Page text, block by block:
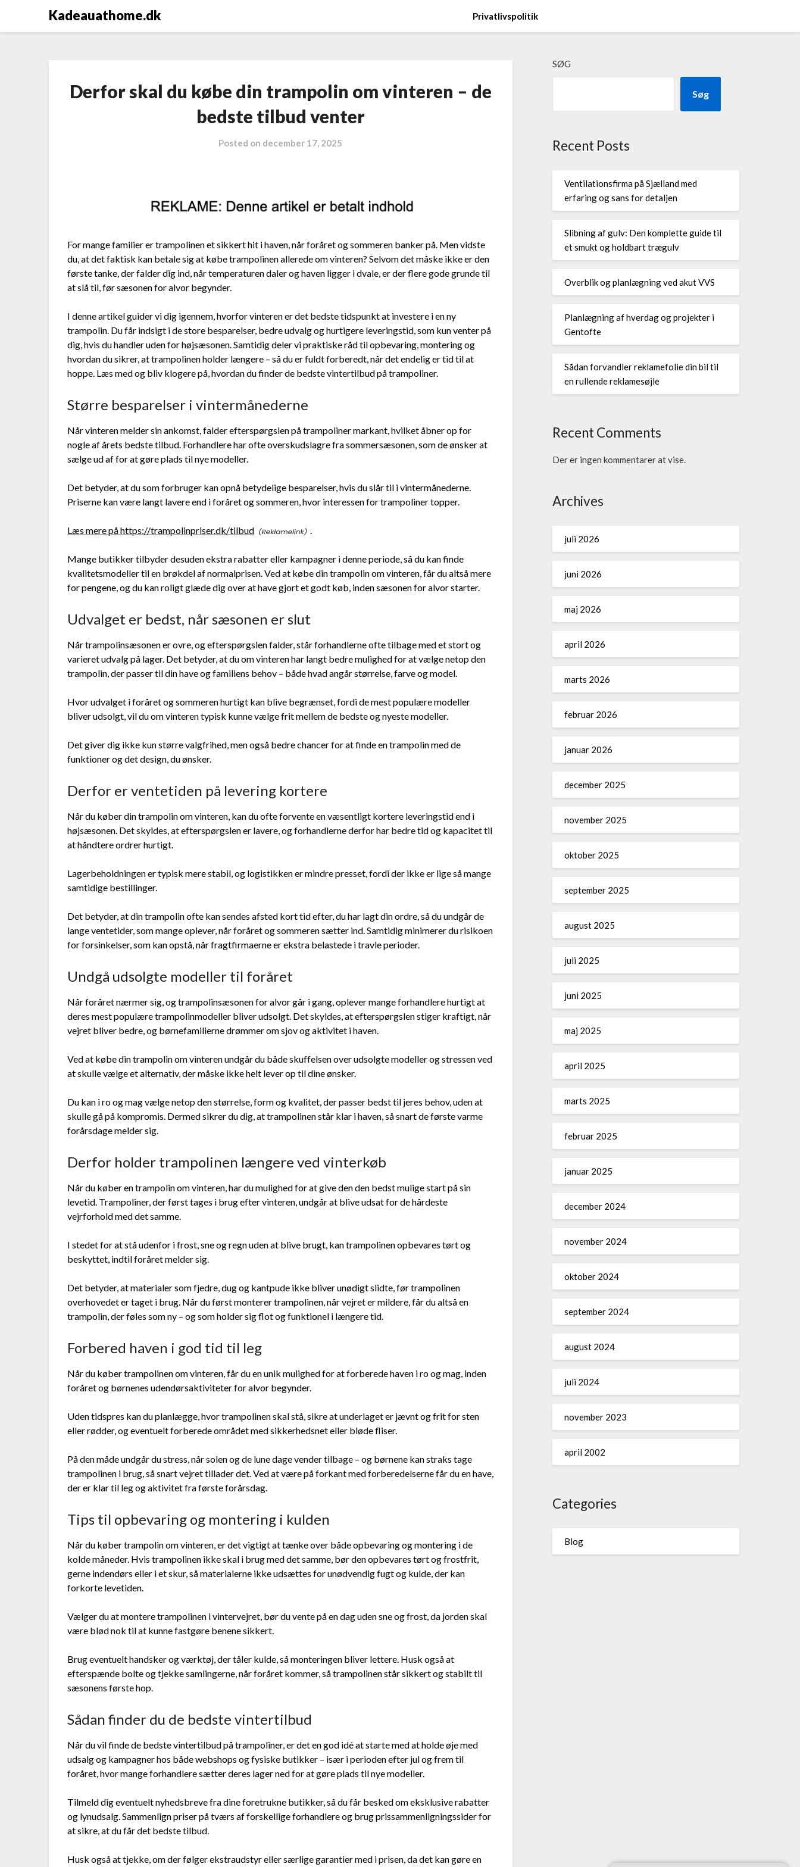
Kadeauathome.dk Privatlivspolitik
Derfor skal du købe din trampolin om vinteren – de
bedste tilbud venter
Posted on december 17, 2025
For mange familier er trampolinen et sikkert hit i haven, når foråret og sommeren banker på. Men vidste
du, at det faktisk kan betale sig at købe trampolinen allerede om vinteren? Selvom det måske ikke er den
første tanke, der falder dig ind, når temperaturen daler og haven ligger i dvale, er der flere gode grunde til
at slå til, før sæsonen for alvor begynder.
I denne artikel guider vi dig igennem, hvorfor vinteren er det bedste tidspunkt at investere i en ny
trampolin. Du får indsigt i de store besparelser, bedre udvalg og hurtigere leveringstid, som kun venter på
dig, hvis du handler uden for højsæsonen. Samtidig deler vi praktiske råd til opbevaring, montering og
hvordan du sikrer, at trampolinen holder længere – så du er fuldt forberedt, når det endelig er tid til at
hoppe. Læs med og bliv klogere på, hvordan du finder de bedste vintertilbud på trampoliner.
Større besparelser i vintermånederne
Når vinteren melder sin ankomst, falder efterspørgslen på trampoliner markant, hvilket åbner op for
nogle af årets bedste tilbud. Forhandlere har ofte overskudslagre fra sommersæsonen, som de ønsker at
sælge ud af for at gøre plads til nye modeller.
Det betyder, at du som forbruger kan opnå betydelige besparelser, hvis du slår til i vintermånederne.
Priserne kan være langt lavere end i foråret og sommeren, hvor interessen for trampoliner topper.
Læs mere på https://trampolinpriser.dk/tilbud .
Mange butikker tilbyder desuden ekstra rabatter eller kampagner i denne periode, så du kan finde
kvalitetsmodeller til en brøkdel af normalprisen. Ved at købe din trampolin om vinteren, får du altså mere
for pengene, og du kan roligt glæde dig over at have gjort et godt køb, inden sæsonen for alvor starter.
Udvalget er bedst, når sæsonen er slut
Når trampolinsæsonen er ovre, og efterspørgslen falder, står forhandlerne ofte tilbage med et stort og
varieret udvalg på lager. Det betyder, at du om vinteren har langt bedre mulighed for at vælge netop den
trampolin, der passer til din have og familiens behov – både hvad angår størrelse, farve og model.
Hvor udvalget i foråret og sommeren hurtigt kan blive begrænset, fordi de mest populære modeller
bliver udsolgt, vil du om vinteren typisk kunne vælge frit mellem de bedste og nyeste modeller.
Det giver dig ikke kun større valgfrihed, men også bedre chancer for at finde en trampolin med de
funktioner og det design, du ønsker.
Derfor er ventetiden på levering kortere
Når du køber din trampolin om vinteren, kan du ofte forvente en væsentligt kortere leveringstid end i
højsæsonen. Det skyldes, at efterspørgslen er lavere, og forhandlerne derfor har bedre tid og kapacitet til
at håndtere ordrer hurtigt.
Lagerbeholdningen er typisk mere stabil, og logistikken er mindre presset, fordi der ikke er lige så mange
samtidige bestillinger.
Det betyder, at din trampolin ofte kan sendes afsted kort tid efter, du har lagt din ordre, så du undgår de
lange ventetider, som mange oplever, når foråret og sommeren sætter ind. Samtidig minimerer du risikoen
for forsinkelser, som kan opstå, når fragtfirmaerne er ekstra belastede i travle perioder.
Undgå udsolgte modeller til foråret
Når foråret nærmer sig, og trampolinsæsonen for alvor går i gang, oplever mange forhandlere hurtigt at
deres mest populære trampolinmodeller bliver udsolgt. Det skyldes, at efterspørgslen stiger kraftigt, når
vejret bliver bedre, og børnefamilierne drømmer om sjov og aktivitet i haven.
Ved at købe din trampolin om vinteren undgår du både skuffelsen over udsolgte modeller og stressen ved
at skulle vælge et alternativ, der måske ikke helt lever op til dine ønsker.
Du kan i ro og mag vælge netop den størrelse, form og kvalitet, der passer bedst til jeres behov, uden at
skulle gå på kompromis. Dermed sikrer du dig, at trampolinen står klar i haven, så snart de første varme
forårsdage melder sig.
Derfor holder trampolinen længere ved vinterkøb
Når du køber en trampolin om vinteren, har du mulighed for at give den den bedst mulige start på sin
levetid. Trampoliner, der først tages i brug efter vinteren, undgår at blive udsat for de hårdeste
vejrforhold med det samme.
I stedet for at stå udenfor i frost, sne og regn uden at blive brugt, kan trampolinen opbevares tørt og
beskyttet, indtil foråret melder sig.
Det betyder, at materialer som fjedre, dug og kantpude ikke bliver unødigt slidte, før trampolinen
overhovedet er taget i brug. Når du først monterer trampolinen, når vejret er mildere, får du altså en
trampolin, der føles som ny – og som holder sig flot og funktionel i længere tid.
Forbered haven i god tid til leg
Når du køber trampolinen om vinteren, får du en unik mulighed for at forberede haven i ro og mag, inden
foråret og børnenes udendørsaktiviteter for alvor begynder.
Uden tidspres kan du planlægge, hvor trampolinen skal stå, sikre at underlaget er jævnt og frit for sten
eller rødder, og eventuelt forberede området med sikkerhedsnet eller bløde fliser.
På den måde undgår du stress, når solen og de lune dage vender tilbage – og børnene kan straks tage
trampolinen i brug, så snart vejret tillader det. Ved at være på forkant med forberedelserne får du en have,
der er klar til leg og aktivitet fra første forårsdag.
Tips til opbevaring og montering i kulden
Når du køber trampolin om vinteren, er det vigtigt at tænke over både opbevaring og montering i de
kolde måneder. Hvis trampolinen ikke skal i brug med det samme, bør den opbevares tørt og frostfrit,
gerne indendørs eller i et skur, så materialerne ikke udsættes for unødvendig fugt og kulde, der kan
forkorte levetiden.
Vælger du at montere trampolinen i vintervejret, bør du vente på en dag uden sne og frost, da jorden skal
være blød nok til at kunne fastgøre benene sikkert.
Brug eventuelt handsker og værktøj, der tåler kulde, så monteringen bliver lettere. Husk også at
efterspænde bolte og tjekke samlingerne, når foråret kommer, så trampolinen står sikkert og stabilt til
sæsonens første hop.
Sådan finder du de bedste vintertilbud
Når du vil finde de bedste vintertilbud på trampoliner, er det en god idé at starte med at holde øje med
udsalg og kampagner hos både webshops og fysiske butikker – især i perioden efter jul og frem til
foråret, hvor mange forhandlere sætter deres lager ned for at gøre plads til nye modeller.
Tilmeld dig eventuelt nyhedsbreve fra dine foretrukne butikker, så du får besked om eksklusive rabatter
og lynudsalg. Sammenlign priser på tværs af forskellige forhandlere og brug prissammenligningssider for
at sikre, at du får det bedste tilbud.
Husk også at tjekke, om der følger ekstraudstyr eller særlige garantier med i prisen, da det kan gøre en
SØG
Søg
Recent Posts
Ventilationsfirma på Sjælland med
erfaring og sans for detaljen
Slibning af gulv: Den komplette guide til
et smukt og holdbart trægulv
Overblik og planlægning ved akut VVS
Planlægning af hverdag og projekter i
Gentofte
Sådan forvandler reklamefolie din bil til
en rullende reklamesøjle
Recent Comments
Der er ingen kommentarer at vise.
Archives
juli 2026
juni 2026
maj 2026
april 2026
marts 2026
februar 2026
januar 2026
december 2025
november 2025
oktober 2025
september 2025
august 2025
juli 2025
juni 2025
maj 2025
april 2025
marts 2025
februar 2025
januar 2025
december 2024
november 2024
oktober 2024
september 2024
august 2024
juli 2024
november 2023
april 2002
Categories
Blog